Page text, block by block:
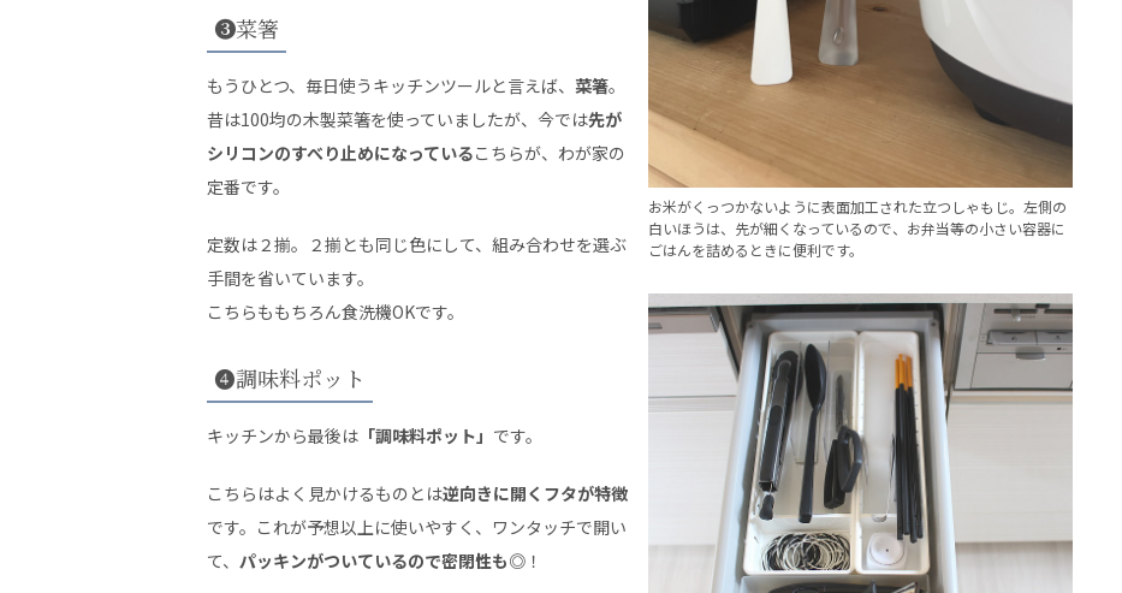
お米がくっつかないように表面加工された立つしゃもじ。左側の
白いほうは、先が細くなっているので、お弁当等の小さい容器に
ごはんを詰めるときに便利です。
❸菜箸
もうひとつ、毎日使うキッチンツールと言えば、 菜箸。
昔は100均の木製菜箸を使っていましたが、今では先が
シリコンのすべり止めになっているこちらが、わが家の
定番です。
定数は２揃。２揃とも同じ色にして、組み合わせを選ぶ
手間を省いています。
こちらももちろん食洗機OKです。
❹調味料ポット
キッチンから最後は 「調味料ポット」 です。
こちらはよく見かけるものとは逆向きに開くフタが特徴
です。これが予想以上に使いやすく、ワンタッチで開い
て、 パッキンがついているので密閉性も◎ ！